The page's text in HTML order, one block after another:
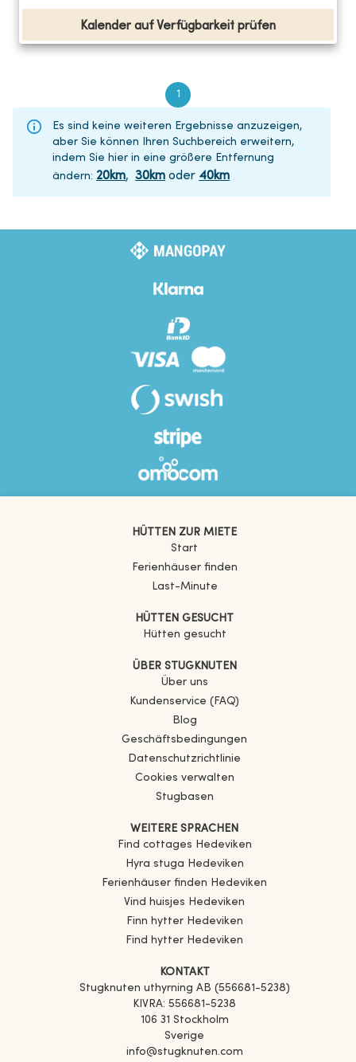
Kalender auf Verfügbarkeit prüfen
1
Es sind keine weiteren Ergebnisse anzuzeigen,
aber Sie können Ihren Suchbereich erweitern,
indem Sie hier in eine größere Entfernung
ändern: 20km, 30km oder 40km
HÜTTEN ZUR MIETE
Start
Ferienhäuser finden
Last-Minute
HÜTTEN GESUCHT
Hütten gesucht
ÜBER STUGKNUTEN
Über uns
Kundenservice (FAQ)
Blog
Geschäftsbedingungen
Datenschutzrichtlinie
Cookies verwalten
Stugbasen
WEITERE SPRACHEN
Find cottages
Hedeviken
Hyra stuga
Hedeviken
Ferienhäuser finden
Hedeviken
Vind huisjes
Hedeviken
Finn hytter Hedeviken
Find hytter Hedeviken
KONTAKT
Stugknuten uthyrning AB (556681-5238)
KIVRA: 556681-5238
106 31 Stockholm
Sverige
info@stugknuten.com